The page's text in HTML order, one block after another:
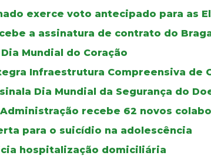
exerce voto antecipado para as
a assinatura de contrato do
Mundial do Coração
Infraestrutura Compreensiva de
Dia Mundial da Segurança do
recebe 62 novos
para o suicídio na adolescência
hospitalização domiciliária